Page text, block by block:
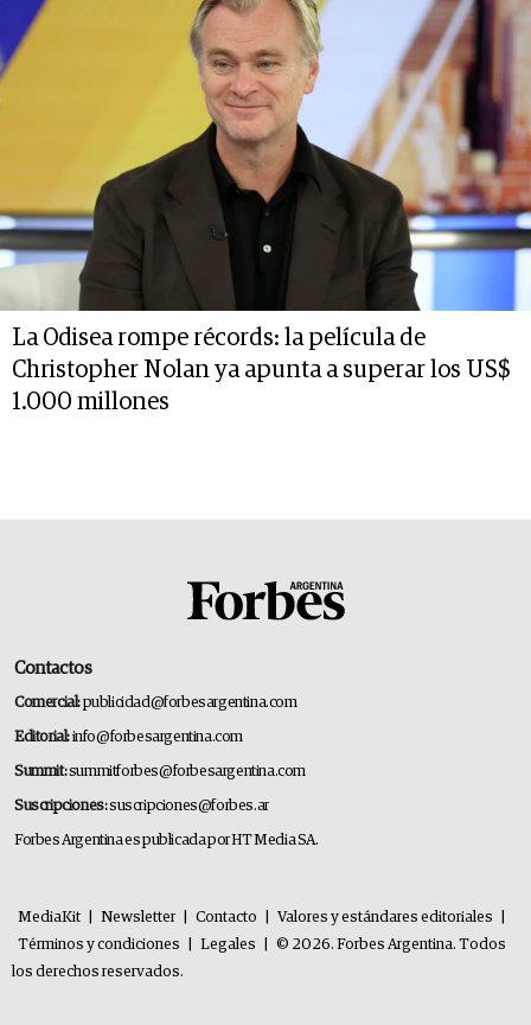
La Odisea rompe récords: la película de
Christopher Nolan ya apunta a superar los US$
1.000 millones
Contactos
Comercial:publicidad@forbesargentina.com
Editorial:info@forbesargentina.com
Summit:summitforbes@forbesargentina.com
Suscripciones:suscripciones@forbes.ar
Forbes Argentina es publicada por HT Media SA.
MediaKit Newsletter Contacto Valores y estándares editoriales
Términos y condiciones
Legales
© 2026. Forbes Argentina. Todos
los derechos reservados.